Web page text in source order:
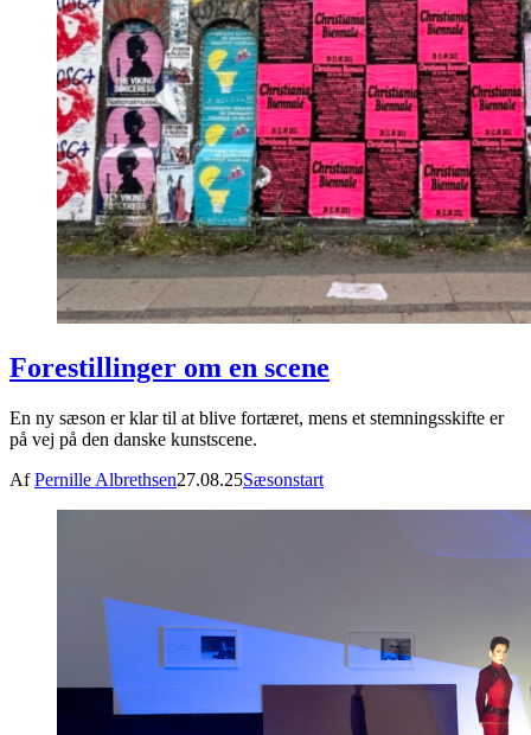
Forestillinger om en scene
En ny sæson er klar til at blive fortæret, mens et stemningsskifte er
på vej på den danske kunstscene.
AfPernille Albrethsen27.08.25Sæsonstart